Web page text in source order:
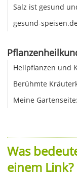
Salz ist gesund
gesund-speisen.de
Heilpflanzen und
Berühmte
Meine
Was
einem Link?